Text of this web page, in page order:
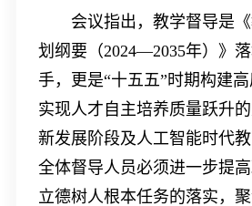
会议指出，教学督导是
划纲要（2024—2035年）》
手，更是“十五五”时期构建高
实现人才自主培养质量跃升
新发展阶段及人工智能时代教
全体督导人员必须进一步提
立德树人根本任务的落实，